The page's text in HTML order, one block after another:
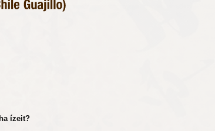
ízeit?